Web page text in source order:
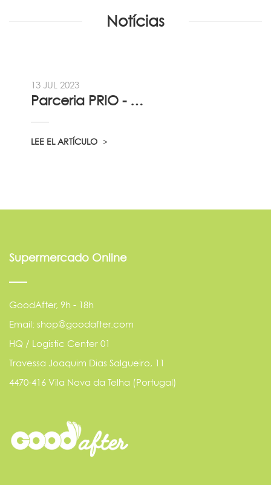
Notícias
13 JUL 2023
Parceria PRIO - Viadireta - Goodafter...
LEE EL ARTÍCULO
Supermercado Online
GoodAfter, 9h - 18h
Email: shop@goodafter.com
HQ / Logistic Center 01
Travessa Joaquim Dias Salgueiro, 11
4470-416 Vila Nova da Telha (Portugal)